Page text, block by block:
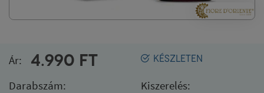
KÉSZLETEN
Ár: 4.990 FT
Darabszám: Kiszerelés: